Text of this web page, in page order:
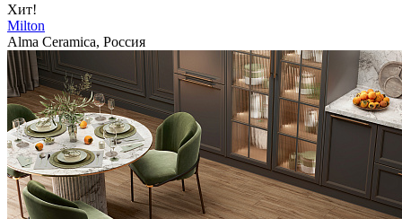
Хит!
Milton
Alma Ceramica, Россия